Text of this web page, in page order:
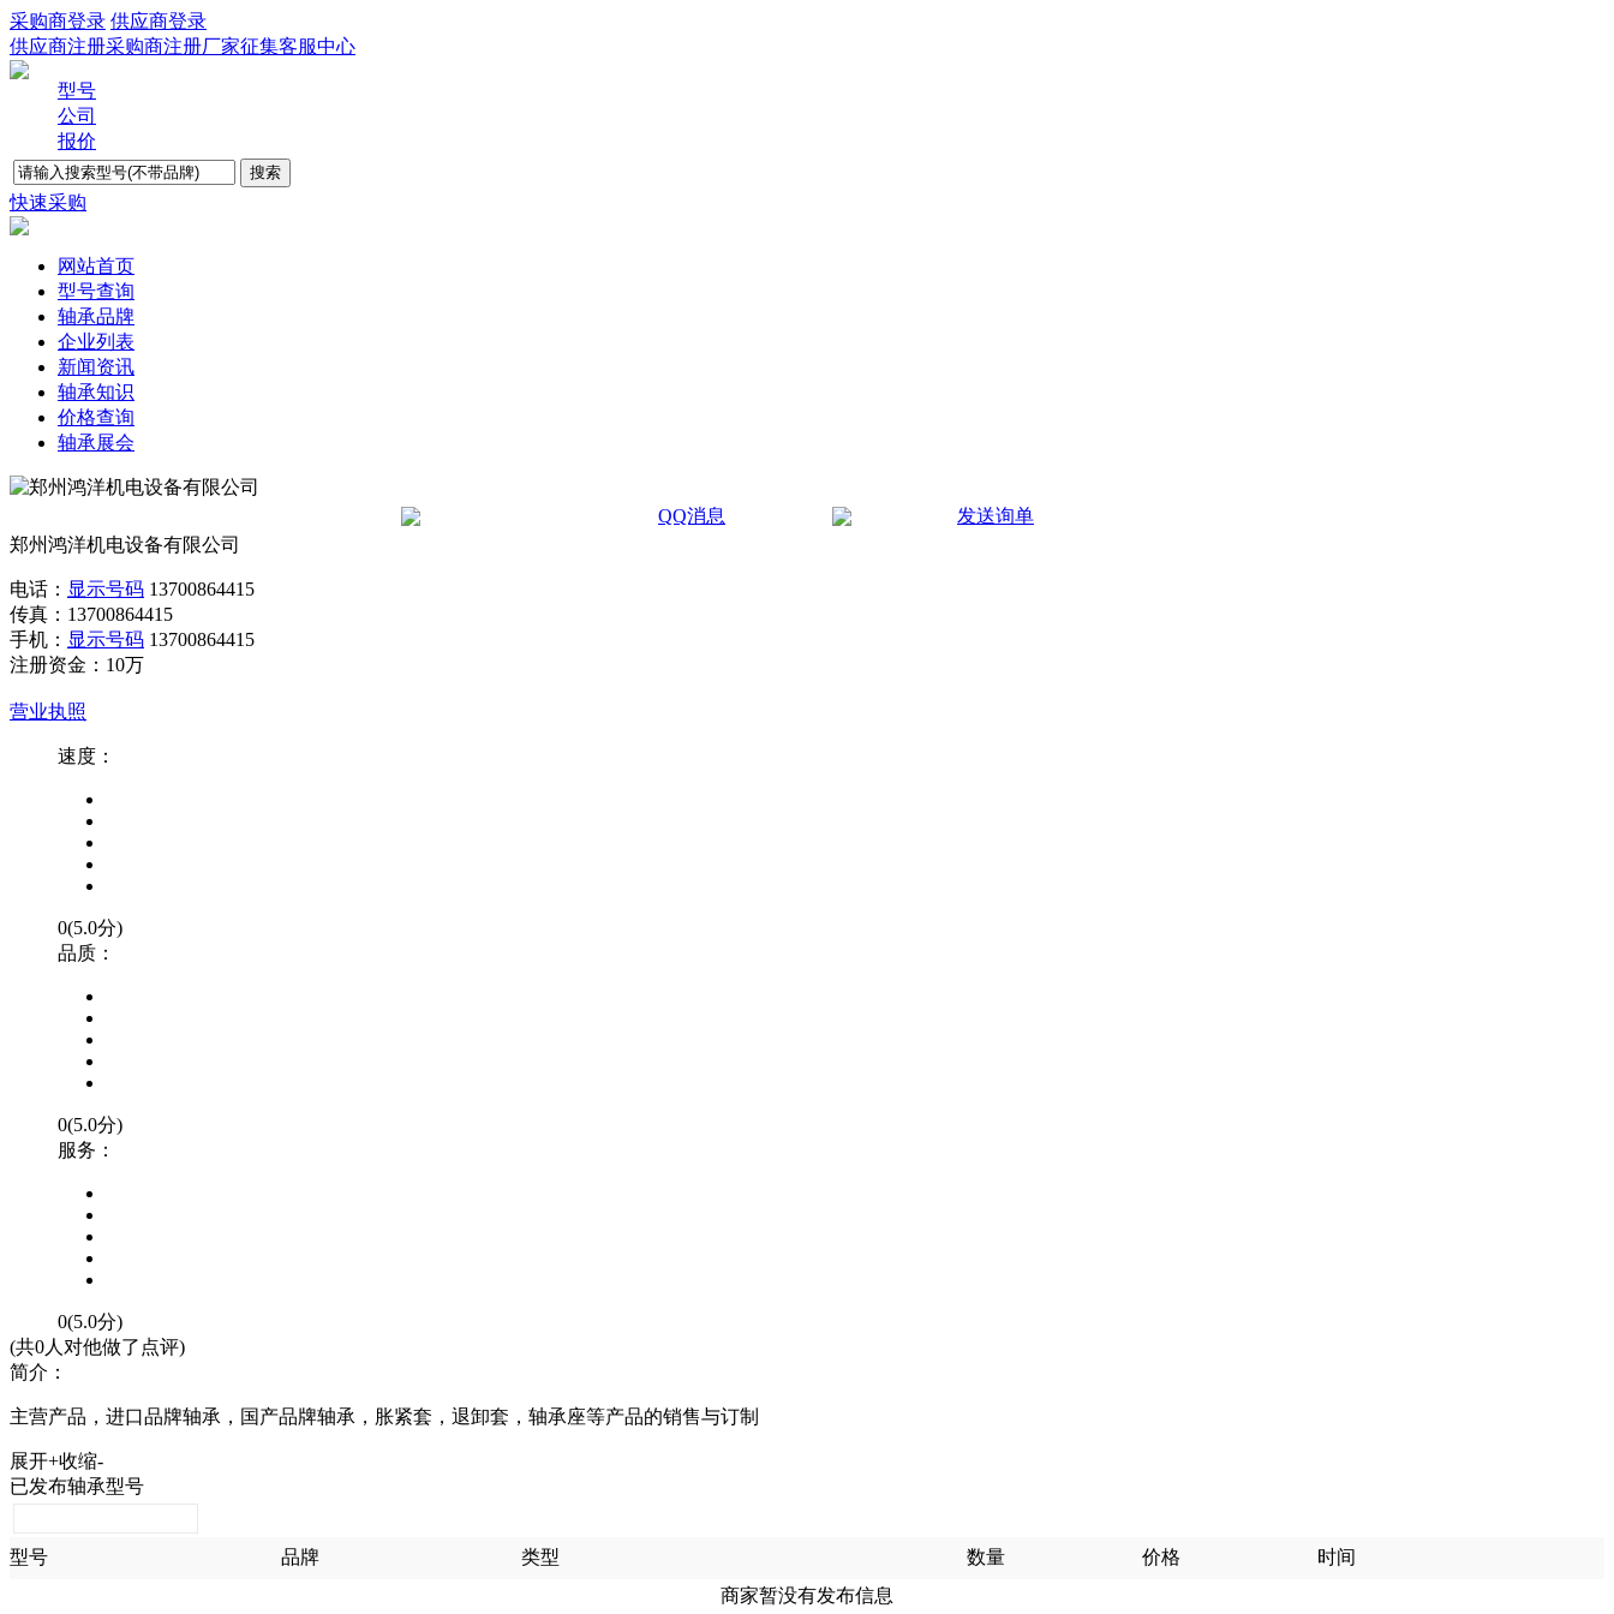
采购商登录 供应商登录
供应商注册采购商注册厂家征集客服中心
型号
公司
报价
快速采购
网站首页
型号查询
轴承品牌
企业列表
新闻资讯
轴承知识
价格查询
轴承展会
QQ消息
发送询单
郑州鸿洋机电设备有限公司
电话： 显示号码 13700864415
传真： 13700864415
手机： 显示号码 13700864415
注册资金： 10万
营业执照
速度：
0(5.0分)
品质：
0(5.0分)
服务：
0(5.0分)
(共0人对他做了点评)
简介：
主营产品，进口品牌轴承，国产品牌轴承，胀紧套，退卸套，轴承座等产品的销售与订制
展开+收缩-
已发布轴承型号
型号 品牌 类型 数量 价格
时间
商家暂没有发布信息